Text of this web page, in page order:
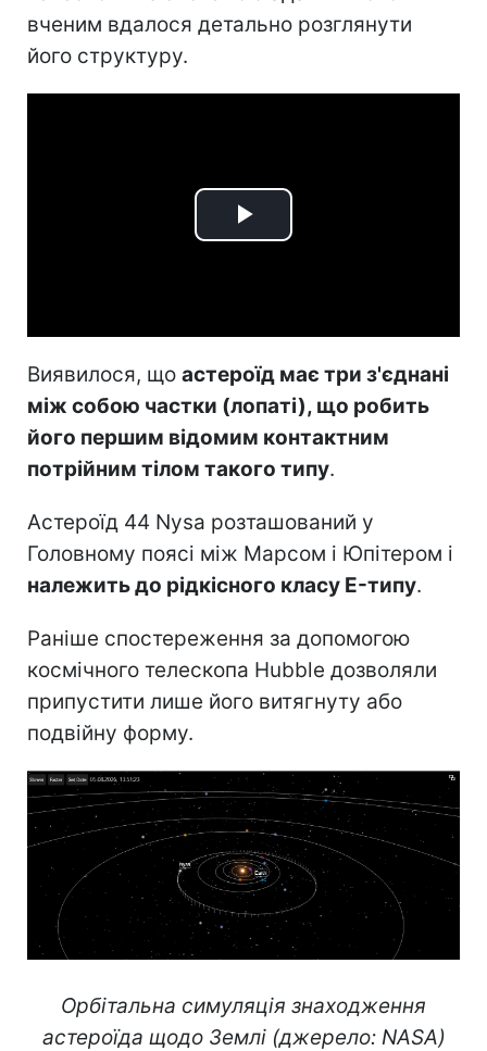
вченим вдалося детально розглянути
його структуру.
Play
Виявилося, що астероїд має три з'єднані
між собою частки (лопаті), що робить
його першим відомим контактним
потрійним тілом такого типу.
Астероїд 44 Nysa розташований у
Головному поясі між Марсом і Юпітером і
належить до рідкісного класу E-типу.
Раніше спостереження за допомогою
космічного телескопа Hubble дозволяли
припустити лише його витягнуту або
подвійну форму.
Орбітальна симуляція знаходження
астероїда щодо Землі (джерело: NASA)